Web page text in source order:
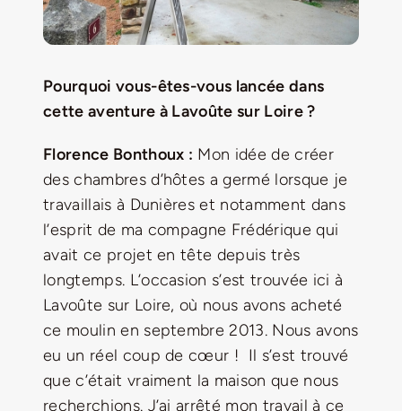
Pourquoi vous-êtes-vous lancée dans
cette aventure à Lavoûte sur Loire ?
Florence Bonthoux : Mon idée de créer
des chambres d’hôtes a germé lorsque je
travaillais à Dunières et notamment dans
l’esprit de ma compagne Frédérique qui
avait ce projet en tête depuis très
longtemps. L’occasion s’est trouvée ici à
Lavoûte sur Loire, où nous avons acheté
ce moulin en septembre 2013. Nous avons
eu un réel coup de cœur ! Il s’est trouvé
que c’était vraiment la maison que nous
recherchions. J’ai arrêté mon travail à ce